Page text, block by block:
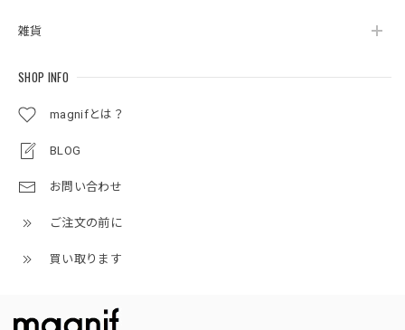
雑貨
SHOP INFO
magnifとは？
BLOG
お問い合わせ
ご注文の前に
買い取ります